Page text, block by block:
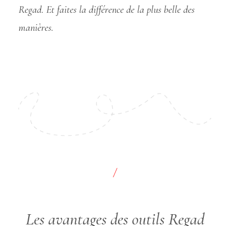
Regad. Et faites la différence de la plus belle des
manières.
/
Les avantages des outils Regad